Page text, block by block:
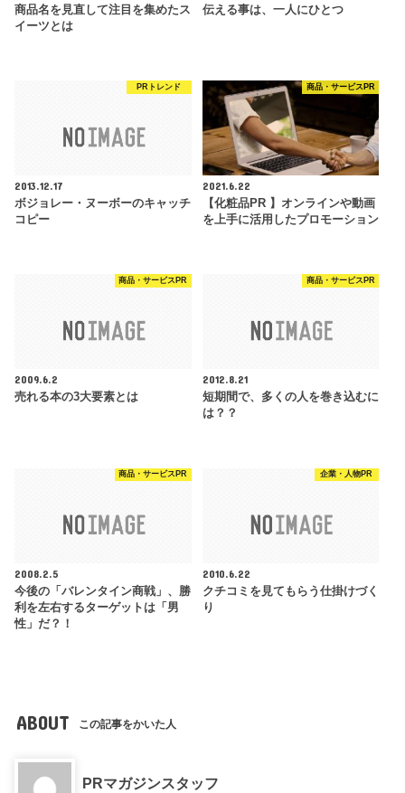
商品名を見直して注目を集めたス
イーツとは
伝える事は、一人にひとつ
PRトレンド
2013.12.17
ボジョレー・ヌーボーのキャッチ
コピー
商品・サービスPR
2021.6.22
【化粧品PR 】オンラインや動画
を上手に活用したプロモーション
商品・サービスPR
2009.6.2
売れる本の3大要素とは
商品・サービスPR
2012.8.21
短期間で、多くの人を巻き込むに
は？？
商品・サービスPR
2008.2.5
今後の「バレンタイン商戦」、勝
利を左右するターゲットは「男
性」だ？！
企業・人物PR
2010.6.22
クチコミを見てもらう仕掛けづく
り
ABOUT この記事をかいた人
PRマガジンスタッフ